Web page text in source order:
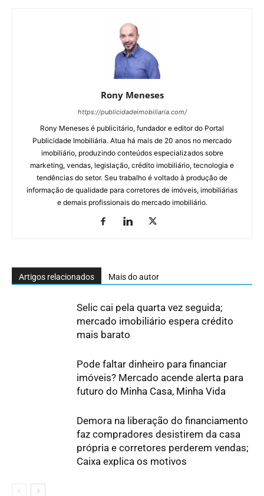
Rony Meneses
https://publicidadeimobiliaria.com/
Rony Meneses é publicitário, fundador e editor do Portal
Publicidade Imobiliária. Atua há mais de 20 anos no mercado
imobiliário, produzindo conteúdos especializados sobre
marketing, vendas, legislação, crédito imobiliário, tecnologia e
tendências do setor. Seu trabalho é voltado à produção de
informação de qualidade para corretores de imóveis, imobiliárias
e demais profissionais do mercado imobiliário.
Artigos relacionados Mais do autor
Selic cai pela quarta vez seguida;
mercado imobiliário espera crédito
mais barato
Pode faltar dinheiro para financiar
imóveis? Mercado acende alerta para
futuro do Minha Casa, Minha Vida
Demora na liberação do financiamento
faz compradores desistirem da casa
própria e corretores perderem vendas;
Caixa explica os motivos